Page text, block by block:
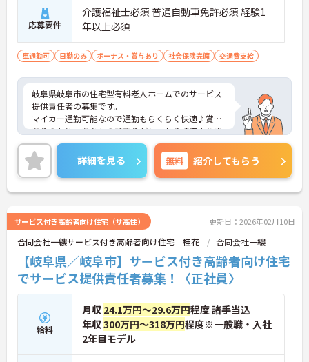
応募要件
介護福祉士必須 普通自動車免許必須 経験1
年以上必須
車通勤可 日勤のみ ボーナス・賞与あり 社会保険完備 交通費支給
岐阜県岐阜市の住宅型有料老人ホームでのサービス
提供責任者の募集です。
マイカー通勤可能なので通勤もらくらく快適♪賞与
ありのため、あなたの頑張りがしっかり評価されま
す。
ご興味のある方は、面接のポイントをお伝えします
のでお気軽にお問い合せください。
詳細を見る 無料 紹介してもらう
サービス付き高齢者向け住宅（サ高住） 更新日：2026年02月10日
合同会社一縷サービス付き高齢者向け住宅 桂花 合同会社一縷
【岐阜県／岐阜市】サービス付き高齢者向け住宅
でサービス提供責任者募集！〈正社員〉
給料
月収 24.1万円～29.6万円程度 諸手当込
年収300万円～318万円程度※一般職・入社
2年目モデル